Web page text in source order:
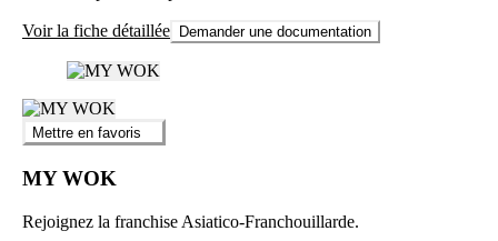
Voir la fiche détaillée Demander une documentation
Mettre en favoris
MY WOK
Rejoignez la franchise Asiatico-Franchouillarde.